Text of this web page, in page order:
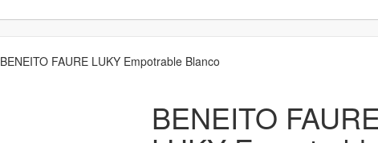
BENEITO FAURE LUKY Empotrable Blanco
BENEITO FAURE